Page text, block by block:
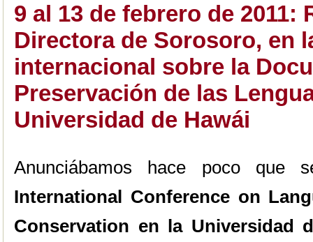
9 al 13 de febrero de 2011:
Directora de Sorosoro, en
internacional sobre la
Preservación de las
Universidad de Hawái
Anunciábamos hace poco
International Conference on
Conservation en la Universidad